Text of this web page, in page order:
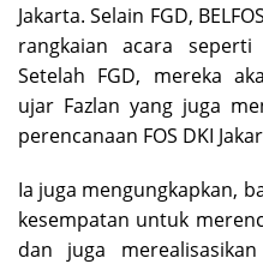
Jakarta. Selain FGD,
rangkaian acara
Setelah FGD, mereka
ujar Fazlan yang juga
perencanaan FOS DKI
Ia juga mengungkapkan,
kesempatan untuk
dan juga